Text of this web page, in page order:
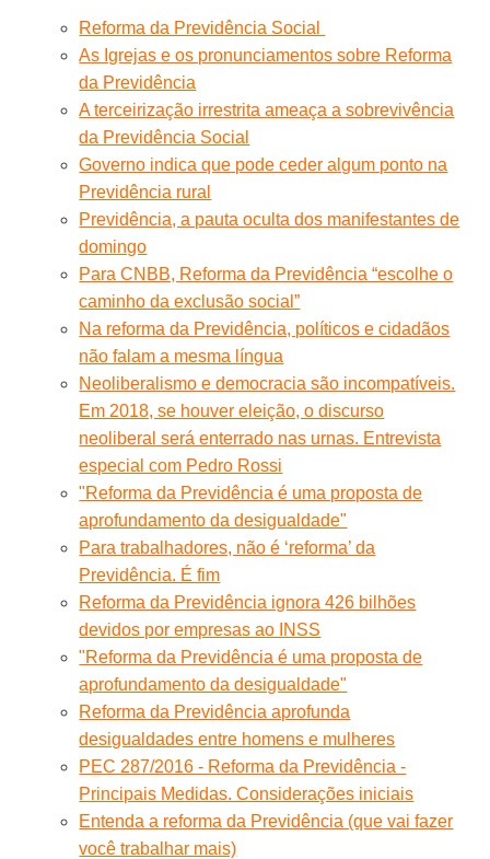
Reforma da Previdência Social
As Igrejas e os pronunciamentos sobre Reforma
da Previdência
A terceirização irrestrita ameaça a sobrevivência
da Previdência Social
Governo indica que pode ceder algum ponto na
Previdência rural
Previdência, a pauta oculta dos manifestantes de
domingo
Para CNBB, Reforma da Previdência “escolhe o
caminho da exclusão social”
Na reforma da Previdência, políticos e cidadãos
não falam a mesma língua
Neoliberalismo e democracia são incompatíveis.
Em 2018, se houver eleição, o discurso
neoliberal será enterrado nas urnas. Entrevista
especial com Pedro Rossi
"Reforma da Previdência é uma proposta de
aprofundamento da desigualdade"
Para trabalhadores, não é ‘reforma’ da
Previdência. É fim
Reforma da Previdência ignora 426 bilhões
devidos por empresas ao INSS
"Reforma da Previdência é uma proposta de
aprofundamento da desigualdade"
Reforma da Previdência aprofunda
desigualdades entre homens e mulheres
PEC 287/2016 - Reforma da Previdência -
Principais Medidas. Considerações iniciais
Entenda a reforma da Previdência (que vai fazer
você trabalhar mais)